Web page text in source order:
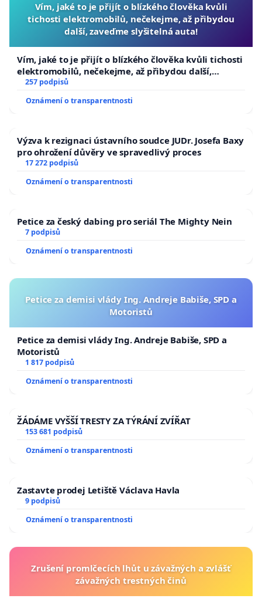
Vím, jaké to je přijít o blízkého člověka kvůli
tichosti elektromobilů, nečekejme, až přibydou
další, zaveďme slyšitelná auta!
Vím, jaké to je přijít o blízkého člověka kvůli tichosti
elektromobilů, nečekejme, až přibydou další,
zaveďme slyšitelná auta!
257 podpisů
Oznámení o transparentnosti
Výzva k rezignaci ústavního soudce JUDr. Josefa Baxy
pro ohrožení důvěry ve spravedlivý proces
17 272 podpisů
Oznámení o transparentnosti
Petice za český dabing pro seriál The Mighty Nein
7 podpisů
Oznámení o transparentnosti
Petice za demisi vlády Ing. Andreje Babiše, SPD a
Motoristů
Petice za demisi vlády Ing. Andreje Babiše, SPD a
Motoristů
1 817 podpisů
Oznámení o transparentnosti
ŽÁDÁME VYŠŠÍ TRESTY ZA TÝRÁNÍ ZVÍŘAT
153 681 podpisů
Oznámení o transparentnosti
Zastavte prodej Letiště Václava Havla
9 podpisů
Oznámení o transparentnosti
Zrušení promlčecích lhůt u závažných a zvlášť
závažných trestných činů